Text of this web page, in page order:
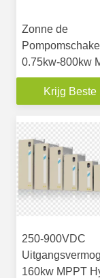
Zonne de
0.75kw-800kw
VFD
Krijg Beste
250-900VDC
160kw MPPT